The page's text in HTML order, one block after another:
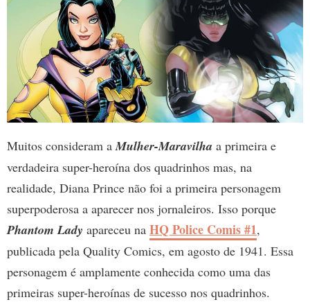
Muitos consideram aMulher-Maravilha a primeira e
verdadeira super-heroína dos quadrinhos mas, na
realidade, Diana Prince não foi a primeira personagem
superpoderosa a aparecer nos jornaleiros. Isso porque
Phantom Lady apareceu na HQ Police Comis #1,
publicada pela Quality Comics, em agosto de 1941. Essa
personagem é amplamente conhecida como uma das
primeiras super-heroínas de sucesso nos quadrinhos.